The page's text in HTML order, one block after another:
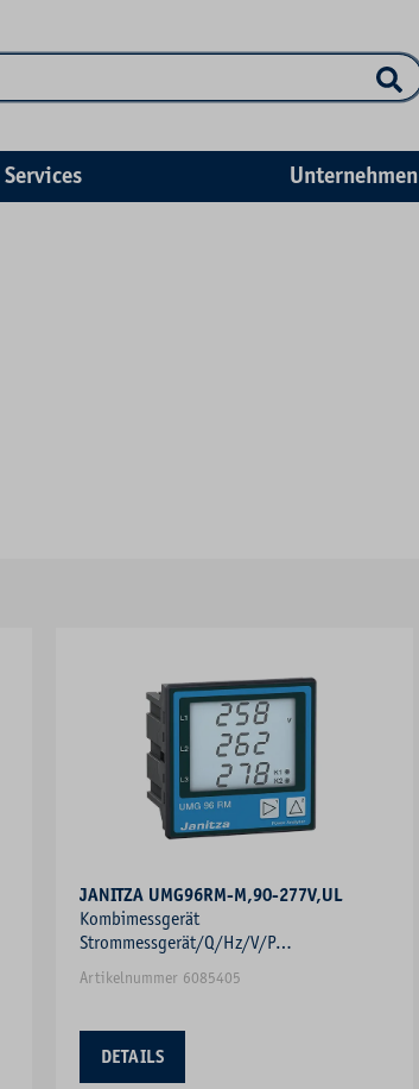
Services Unternehmen
JANITZA UMG96RM-M,90-277V,UL
Kombimessgerät
Strommessgerät/Q/Hz/V/P
Blindleistungsmesser Frequenzmesser
Artikelnummer 6085405
DETAILS